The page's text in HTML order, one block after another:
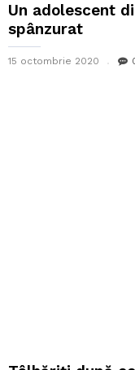
Un adolescent
spânzurat
15 octombrie 2020